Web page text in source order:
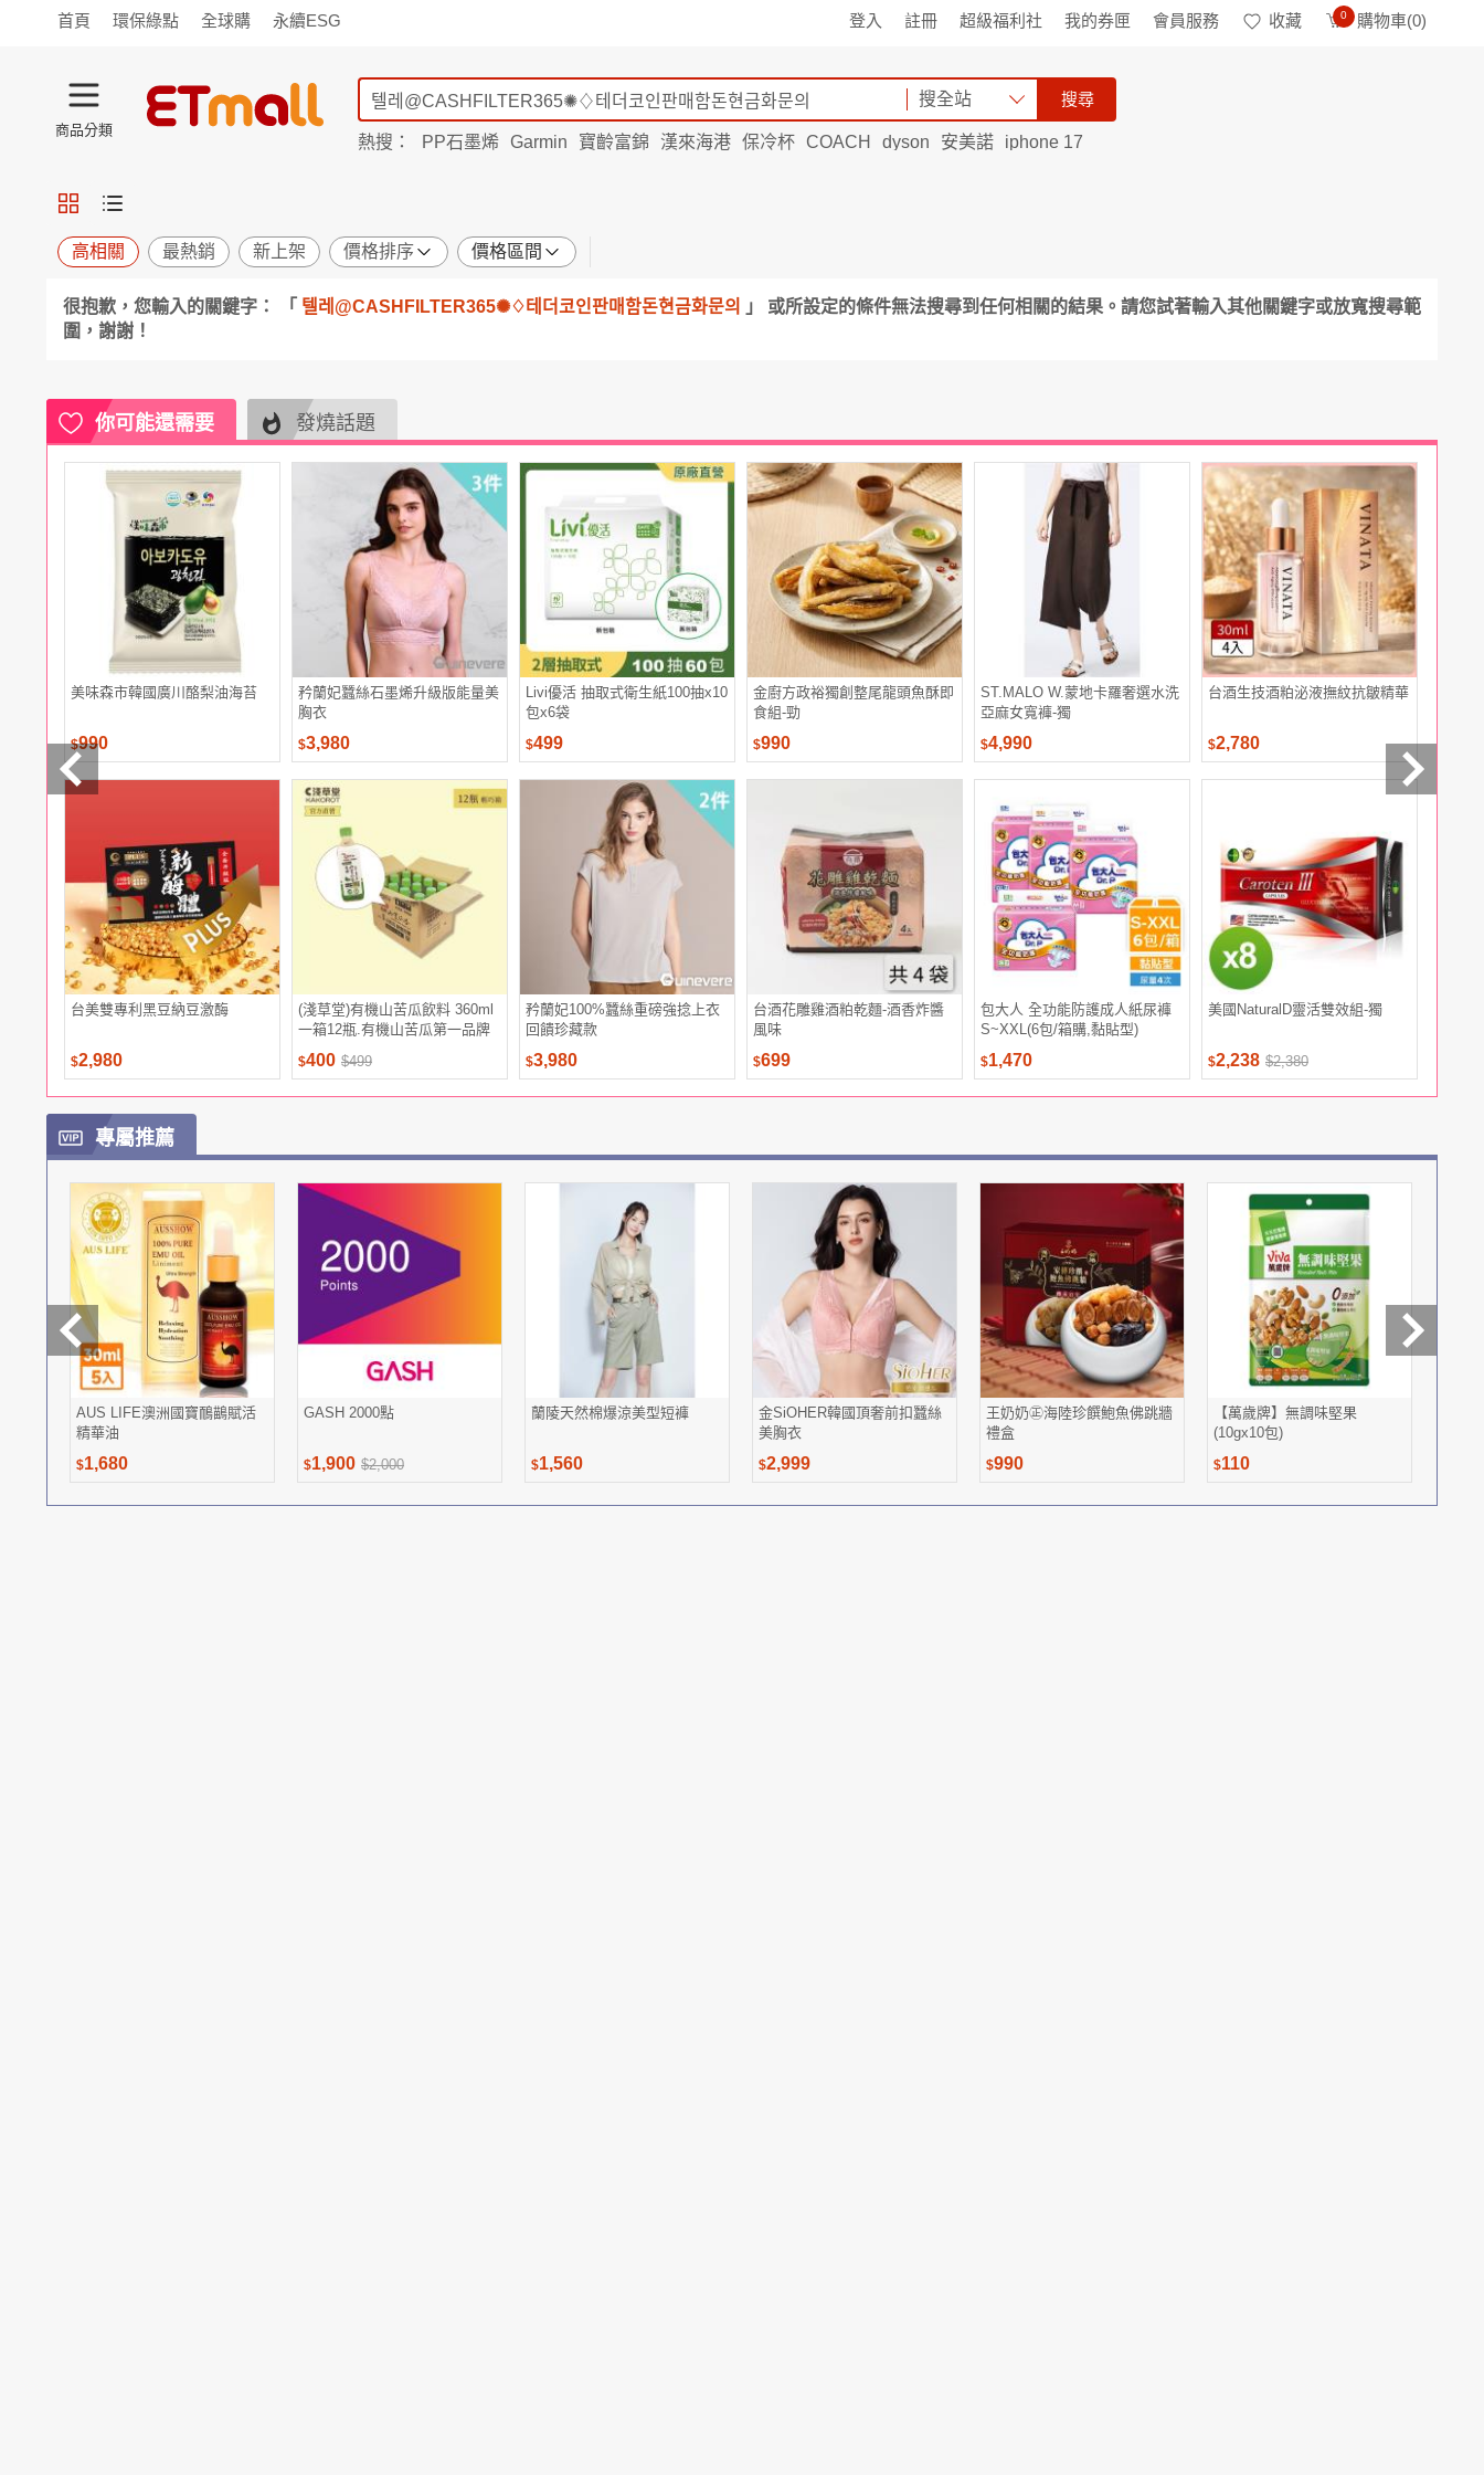
首頁 環保綠點 全球購 永續ESG 登入 註冊 超級福利社 我的券匣 會員服務 收藏 0 購物車(0)
商品分類
旅遊
寵物
保健
用品 機能
窈窕
日用
紙品 清潔
口腔
鍋具
杯瓶
寢具
家具 收納
宗教
Apple
小米 手機平板
穿戴
季節
廚房
電玩
耳機
美髮 香氛
搜全站 搜尋
熱搜： PP石墨烯 Garmin 寶齡富錦 漢來海港 保冷杯 COACH dyson 安美諾
iphone 17
高相關 最熱銷 新上架 價格排序 價格區間
很抱歉，您輸入的關鍵字： 「 텔레@CASHFILTER365✺♢테더코인판매함돈현금화문의
」 或所設定的條件無法搜尋到任何相關的結果。請您試著輸入其他關鍵字或放寬搜尋範
圍，謝謝！
你可能還需要 發燒話題
美味森市韓國廣川酪梨油海苔
$990
矜蘭妃蠶絲石墨烯升級版能量美
胸衣
$3,980
Livi優活 抽取式衛生紙100抽x10
包x6袋
$499
金廚方政裕獨創整尾龍頭魚酥即
食組-勁
$990
ST.MALO W.蒙地卡羅奢選水洗
亞麻女寬褲-獨
$4,990
台酒生技酒粕泌液撫紋抗皺精華
$2,780
台美雙專利黑豆納豆激酶
$2,980
(淺草堂)有機山苦瓜飲料 360ml
一箱12瓶.有機山苦瓜第一品牌
$400 $499
矜蘭妃100%蠶絲重磅強捻上衣
回饋珍藏款
$3,980
台酒花雕雞酒粕乾麵-酒香炸醬
風味
$699
包大人 全功能防護成人紙尿褲
S~XXL(6包/箱購,黏貼型)
$1,470
美國NaturalD靈活雙效組-獨
$2,238 $2,380
$1,212
專屬推薦
AUS LIFE澳洲國寶鴯鶓賦活
精華油
$1,680
GASH 2000點
$1,900 $2,000
蘭陵天然棉爆涼美型短褲
$1,560
金SiOHER韓國頂奢前扣蠶絲
美胸衣
$2,999
王奶奶㊣海陸珍饌鮑魚佛跳牆
禮盒
$990
【萬歲牌】無調味堅果
(10gx10包)
$110